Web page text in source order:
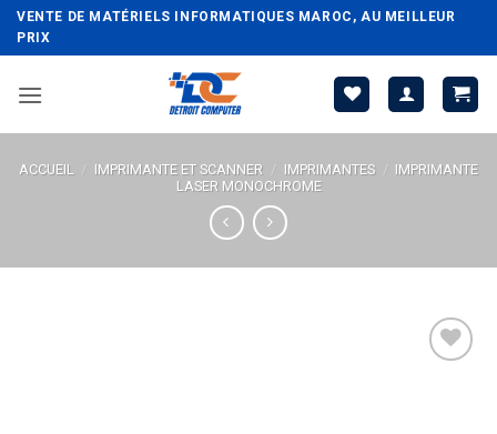
Passer
au
VENTE DE MATÉRIELS INFORMATIQUES MAROC, AU MEILLEUR
PRIX
ACCUEIL / IMPRIMANTE ET SCANNER / IMPRIMANTES / IMPRIMANTE
LASER MONOCHROME